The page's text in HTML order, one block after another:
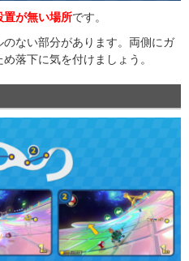
置が無い場所です。
ない部分があります。両側にガ
落下に気を付けましょう。